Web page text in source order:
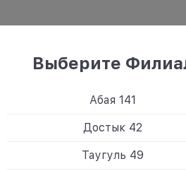
и наличия товара)
Выберите
Абая 141
Достык 42
Таугуль 49